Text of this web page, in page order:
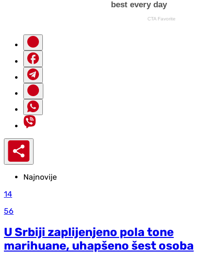
Najnovije
14
56
U Srbiji zaplijenjeno pola tone
marihuane, uhapšeno šest osoba